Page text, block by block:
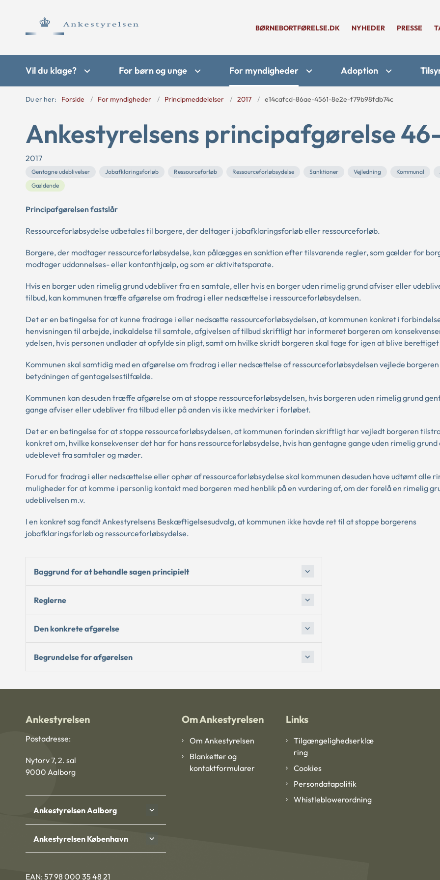
BØRNEBORTFØRELSE.DK NYHEDER PRESSE
Vil du klage? For børn og unge For myndigheder Adoption
Du er her: Forside For myndigheder Principmeddelelser 2017 e14cafcd-86ae-4561-8e2e-f79b98fdb74c
Ankestyrelsens principafgørelse
2017
Gentagne udeblivelser Jobafklaringsforløb Ressourceforløb Ressourceforløbsydelse Sanktioner Vejledning Kommunal
Gældende
Principafgørelsen fastslår
Ressourceforløbsydelse udbetales til borgere, der deltager i jobafklaringsforløb eller ressourceforløb.
Borgere, der modtager ressourceforløbsydelse, kan pålægges en sanktion efter tilsvarende regler, som gælder for
modtager uddannelses- eller kontanthjælp, og som er aktivitetsparate.
Hvis en borger uden rimelig grund udebliver fra en samtale, eller hvis en borger uden rimelig grund afviser eller
tilbud, kan kommunen træffe afgørelse om fradrag i eller nedsættelse i ressourceforløbsydelsen.
Det er en betingelse for at kunne fradrage i eller nedsætte ressourceforløbsydelsen, at kommunen konkret i
henvisningen til arbejde, indkaldelse til samtale, afgivelsen af tilbud skriftligt har informeret borgeren om
ydelsen, hvis personen undlader at opfylde sin pligt, samt om hvilke skridt borgeren skal tage for igen at blive
Kommunen skal samtidig med en afgørelse om fradrag i eller nedsættelse af ressourceforløbsydelsen vejlede borgeren
betydningen af gentagelsestilfælde.
Kommunen kan desuden træffe afgørelse om at stoppe ressourceforløbsydelsen, hvis borgeren uden rimelig grund
gange afviser eller udebliver fra tilbud eller på anden vis ikke medvirker i forløbet.
Det er en betingelse for at stoppe ressourceforløbsydelsen, at kommunen forinden skriftligt har vejledt borgeren
konkret om, hvilke konsekvenser det har for hans ressourceforløbsydelse, hvis han gentagne gange uden rimelig grund
udeblevet fra samtaler og møder.
Forud for fradrag i eller nedsættelse eller ophør af ressourceforløbsydelse skal kommunen desuden have udtømt alle
muligheder for at komme i personlig kontakt med borgeren med henblik på en vurdering af, om der forelå en rimelig
udeblivelsen m.v.
I en konkret sag fandt Ankestyrelsens Beskæftigelsesudvalg, at kommunen ikke havde ret til at stoppe borgerens
jobafklaringsforløb og ressourceforløbsydelse.
Baggrund for at behandle sagen principielt
Reglerne
Den konkrete afgørelse
Begrundelse for afgørelsen
Ankestyrelsen
Postadresse:
Nytorv 7, 2. sal
9000 Aalborg
Ankestyrelsen Aalborg
Ankestyrelsen København
EAN: 57 98 000 35 48 21
Om Ankestyrelsen
Om Ankestyrelsen
Blanketter og
kontaktformularer
Links
Tilgængelighedserklæ
ring
Cookies
Persondatapolitik
Whistleblowerordning